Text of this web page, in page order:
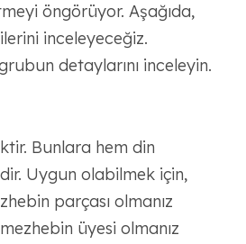
öngörüyor. Aşağıda,
inceleyeceğiz.
detaylarını inceleyin.
Bunlara hem din
Uygun olabilmek için,
parçası olmanız
üyesi olmanız